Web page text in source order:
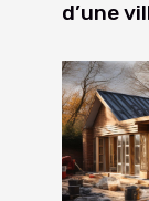
d’une